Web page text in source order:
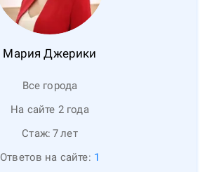
Мария Джерики
Все города
На сайте 2 года
Стаж: 7лет
Ответов на сайте: 1